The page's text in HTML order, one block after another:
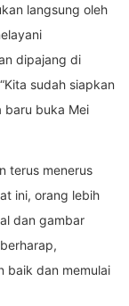
langsung oleh
dipajang di
sudah siapkan
baru buka Mei
terus menerus
ini, orang lebih
dan gambar
baik dan memulai